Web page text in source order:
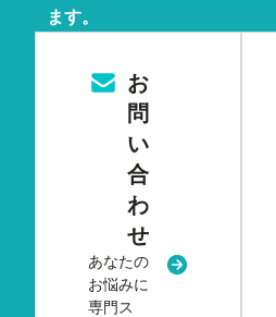
ます。
お
問
い
合
わ
せ
あなたの
お悩みに
専門ス
新規タブま